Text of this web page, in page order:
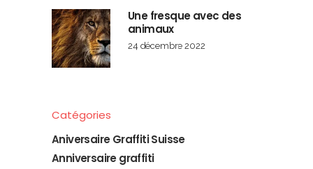
Une fresque avec des
animaux
24 décembre 2022
Catégories
Aniversaire Graffiti Suisse
Anniversaire graffiti